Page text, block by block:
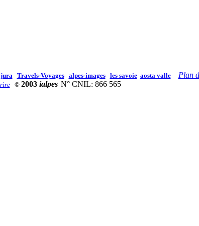
jura Travels-Voyages alpes-images les savoie aosta valle
Plan
© 2003 ialpes N° CNIL: 866 565